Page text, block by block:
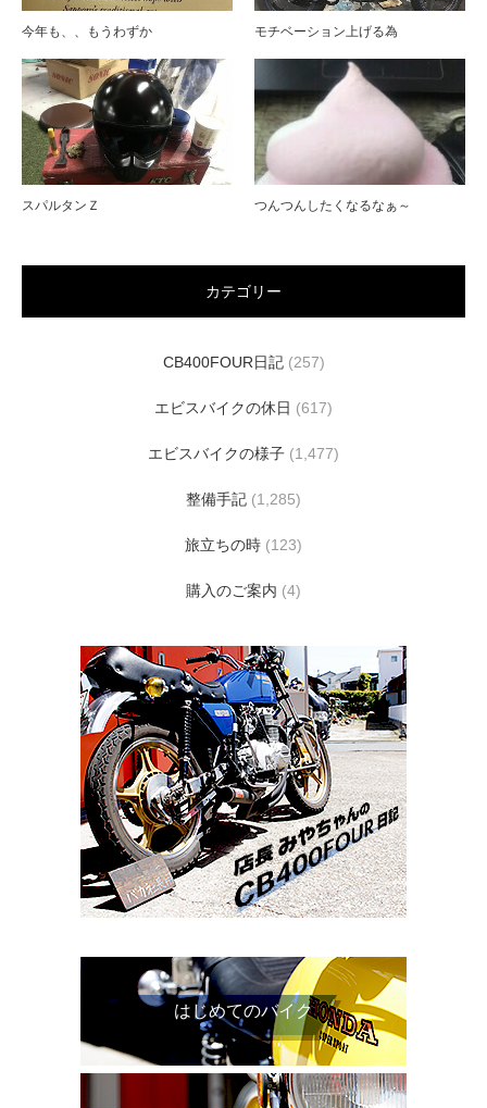
今年も、、もうわずか モチベーション上げる為
スパルタンＺ つんつんしたくなるなぁ～
カテゴリー
CB400FOUR日記(257)
エビスバイクの休日 (617)
エビスバイクの様子 (1,477)
整備手記 (1,285)
旅立ちの時 (123)
購入のご案内 (4)
はじめてのバイク